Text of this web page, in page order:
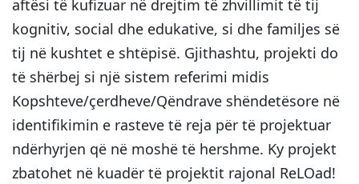
aftësi të kufizuar në drejtim të zhvillimit të tij
kognitiv, social dhe edukative, si dhe familjes së
tij në kushtet e shtëpisë. Gjithashtu, projekti do
të shërbej si një sistem referimi midis
Kopshteve/çerdheve/Qëndrave shëndetësore në
identifikimin e rasteve të reja për të projektuar
ndërhyrjen që në moshë të hershme. Ky projekt
zbatohet në kuadër të projektit rajonal ReLOad!